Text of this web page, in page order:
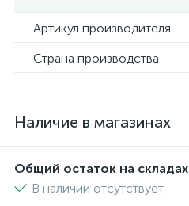
Артикул производителя
Страна производства
Наличие в магазинах
Общий остаток на складах
В наличии отсутствует